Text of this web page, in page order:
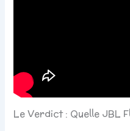
Le Verdict : Quelle JBL